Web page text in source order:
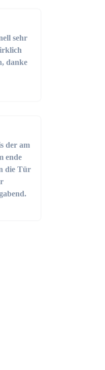
sehr
danke
der am
ende
die Tür